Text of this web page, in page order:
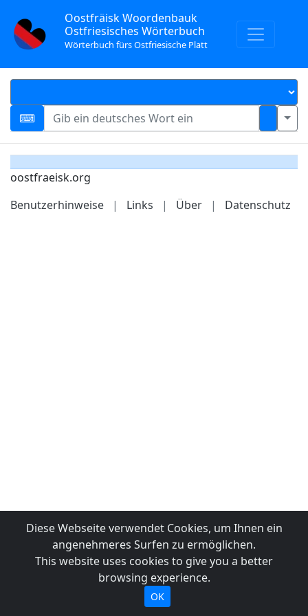
Oostfräisk Woordenbauk
Ostfriesisches Wörterbuch
Wörterbuch fürs Ostfriesische Platt
oostfraeisk.org
Benutzerhinweise
| Links | Über | Datenschutz
Diese Webseite verwendet Cookies, um Ihnen ein
angenehmeres Surfen zu ermöglichen.
This website uses cookies to give you a better
browsing experience.
OK